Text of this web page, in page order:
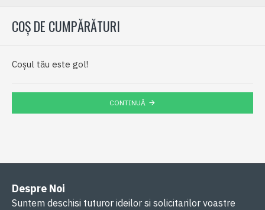
COȘ DE CUMPĂRĂTURI
Coșul tău este gol!
CONTINUĂ
Despre Noi
Suntem deschisi tuturor ideilor si solicitarilor voastre